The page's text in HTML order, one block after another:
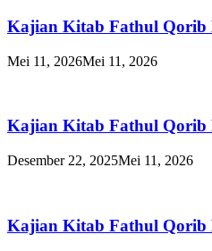
Kajian Kitab Fathul Qorib
Mei 11, 2026Mei 11, 2026
Kajian Kitab Fathul Qorib
Desember 22, 2025Mei 11, 2026
Kajian Kitab Fathul Qorib